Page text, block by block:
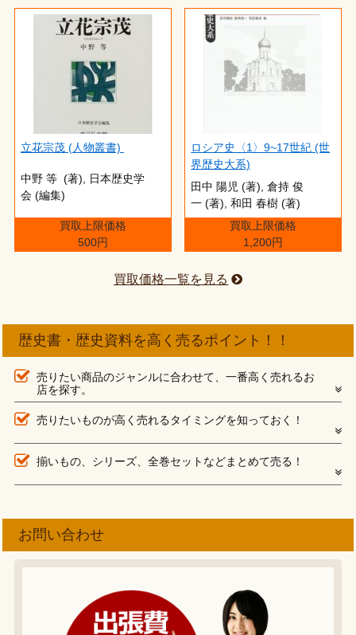
立花宗茂 (人物叢書)
中野 等 (著), 日本歴史学
会 (編集)
買取上限価格
500円
ロシア史〈1〉9~17世紀 (世
界歴史大系)
田中 陽児 (著), 倉持 俊
一 (著), 和田 春樹 (著)
買取上限価格
1,200円
買取価格一覧を見る
歴史書・歴史資料を高く売るポイント！！
売りたい商品のジャンルに合わせて、一番高く売れるお
店を探す。
売りたいものが高く売れるタイミングを知っておく！
揃いもの、シリーズ、全巻セットなどまとめて売る！
お問い合わせ